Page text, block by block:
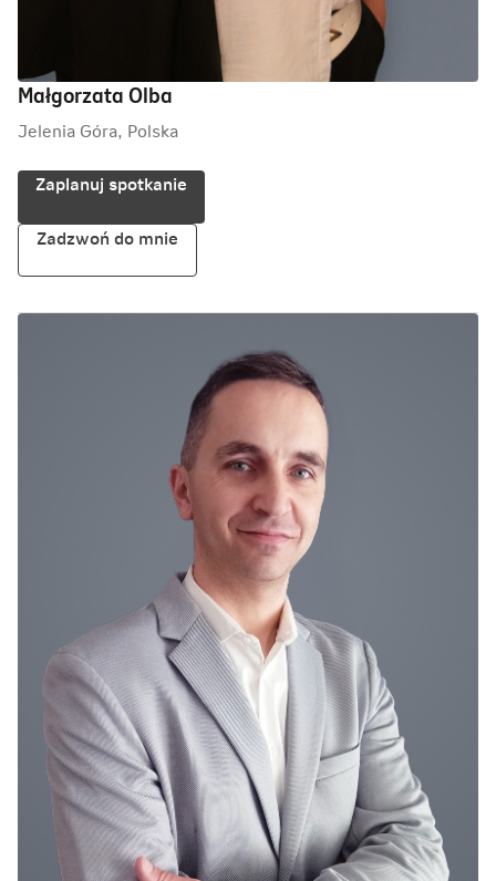
Małgorzata Olba
Jelenia Góra, Polska
Zaplanuj spotkanie
Zadzwoń do mnie